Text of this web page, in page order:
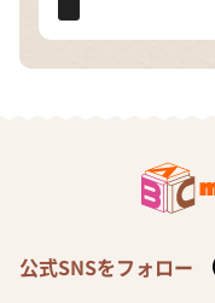
公式SNSをフォロー